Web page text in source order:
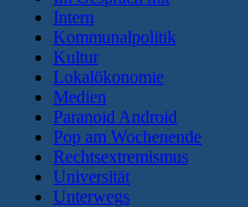
Intern
Kommunalpolitik
Kultur
Lokalökonomie
Medien
Paranoid Android
Pop am Wochenende
Rechtsextremismus
Universität
Unterwegs